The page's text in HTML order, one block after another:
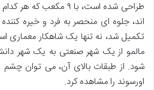
تکمیل شد، نه تنها یک شاهکار معماری
مالمو از یک شهر صنعتی به یک شهر
شود. از طبقات بالای آن، می توان چشم
اورسوند را مشاهده کرد.